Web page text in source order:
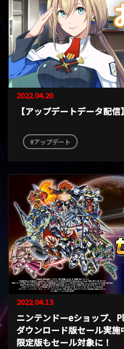
2022.04.20
【アップデートデータ配
アップデート
2022.04.13
ニンテンドーeショップ
ダウンロード版セール実
限定版もセール対象に！